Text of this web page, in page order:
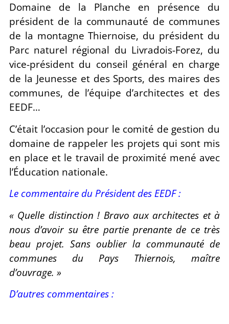
Domaine de la Planche en présence du
président de la communauté de communes
de la montagne Thiernoise, du président du
Parc naturel régional du Livradois-Forez, du
vice-président du conseil général en charge
de la Jeunesse et des Sports, des maires des
communes, de l’équipe d’architectes et des
EEDF…
C’était l’occasion pour le comité de gestion du
domaine de rappeler les projets qui sont mis
en place et le travail de proximité mené avec
l’Éducation nationale.
Le commentaire du Président des EEDF :
« Quelle distinction ! Bravo aux architectes et à
nous d’avoir su être partie prenante de ce très
beau projet. Sans oublier la communauté de
communes du Pays Thiernois, maître
d’ouvrage. »
D’autres commentaires :